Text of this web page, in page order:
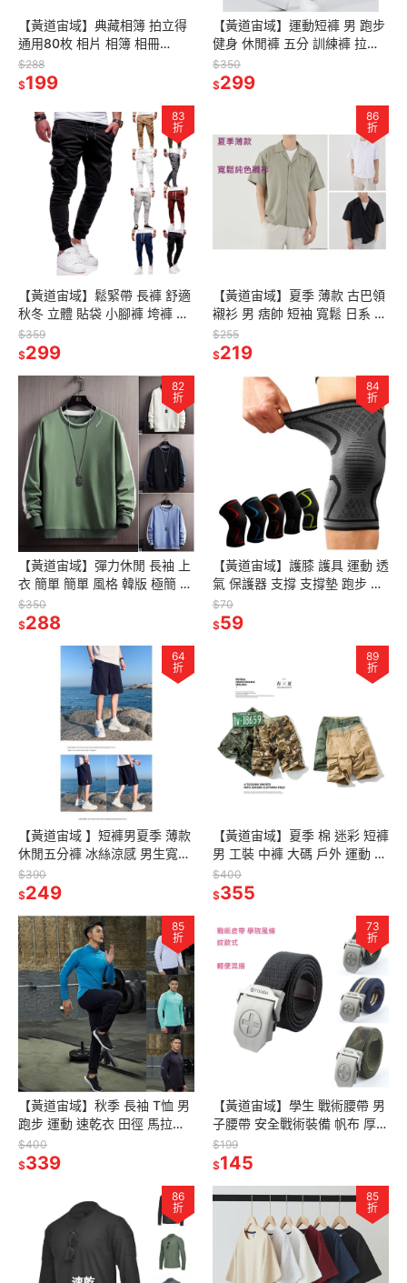
【黃道宙域】典藏相簿 拍立得
通用80枚 相片 相簿 相冊
Square SQ20S SQ10S 收藏
回憶 影集相冊
$288
$199
【黃道宙域】運動短褲 男 跑步
健身 休閒褲 五分 訓練褲 拉鍊
短褲 休閒短褲 男士 男裝 速乾
機能 舒適
$350
$299
83
折
【黃道宙域】鬆緊帶 長褲 舒適
秋冬 立體 貼袋 小腳褲 垮褲 繫
繩 鬆緊 運動褲 休閒褲 慢跑褲
男士 多口袋 男裝
$359
$299
86
折
【黃道宙域】夏季 薄款 古巴領
襯衫 男 痞帥 短袖 寬鬆 日系 男
士 純色 半袖 襯衣 男裝 輕薄
$255
$219
82
折
【黃道宙域】彈力休閒 長袖 上
衣 簡單 簡單 風格 韓版 極簡 秋
冬 彈性 男裝 男士 上衣 長袖 T
恤 長T 寬鬆
$350
$288
84
折
【黃道宙域】護膝 護具 運動 透
氣 保護器 支撐 支撐墊 跑步 籃
球 騎行 登山 戶外 健身 羽毛球
膝蓋 保護
$70
$59
64
折
【黃道宙域 】短褲男夏季 薄款
休閒五分褲 冰絲涼感 男生寬鬆
流行褲 運動海灘褲
$390
$249
89
折
【黃道宙域】夏季 棉 迷彩 短褲
男 工裝 中褲 大碼 戶外 運動 休
閒褲 軍裝 多口袋 五分褲 男裝
$400
$355
85
折
【黃道宙域】秋季 長袖 T恤 男
跑步 運動 速乾衣 田徑 馬拉松
籃球 健身服 休閒 半拉 上衣 男
裝
$400
$339
73
折
【黃道宙域】學生 戰術腰帶 男
子腰帶 安全戰術裝備 帆布 厚鋼
頭軍扇 特種部隊 皮帶軍事迷 軍
裝配件戶外穿著用品
$199
$145
86
折
85
折